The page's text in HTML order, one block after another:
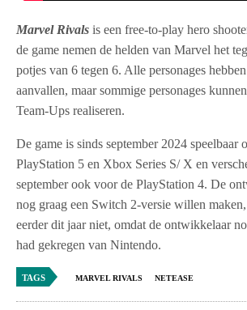
Marvel Rivals is een free-to-play hero
de game nemen de helden van Marvel het
potjes van 6 tegen 6. Alle personages
aanvallen, maar sommige personages
Team-Ups realiseren.
De game is sinds september 2024 speelbaar
PlayStation 5 en Xbox Series S/ X en
september ook voor de PlayStation 4. De
nog graag een Switch 2-versie willen
eerder dit jaar niet, omdat de ontwikkelaar
had gekregen van Nintendo.
TAGS MARVEL RIVALS NETEASE